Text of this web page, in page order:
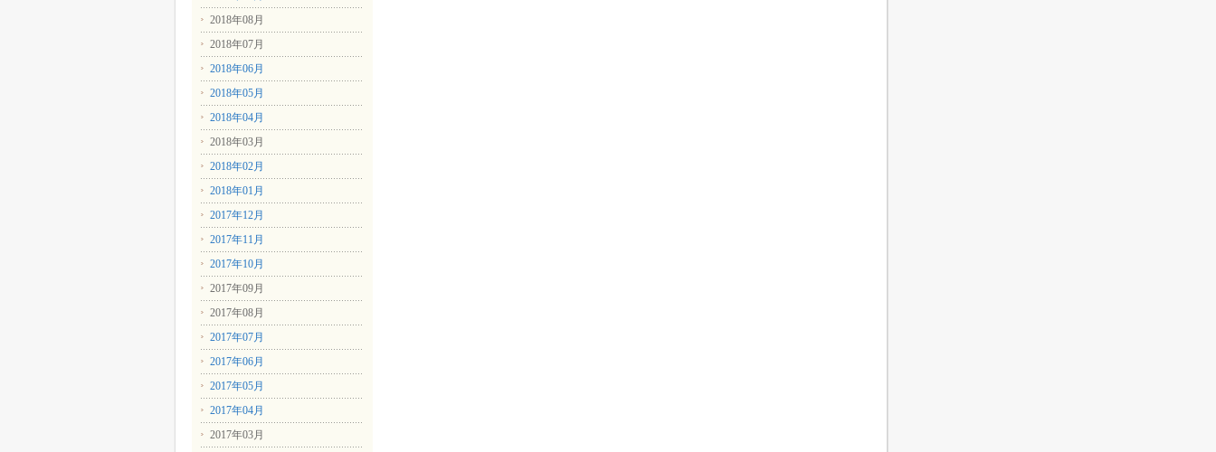
2018年08月
2018年07月
2018年06月
2018年05月
2018年04月
2018年03月
2018年02月
2018年01月
2017年12月
2017年11月
2017年10月
2017年09月
2017年08月
2017年07月
2017年06月
2017年05月
2017年04月
2017年03月